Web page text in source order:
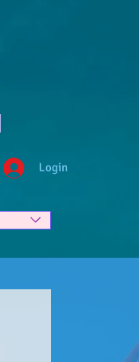
Login